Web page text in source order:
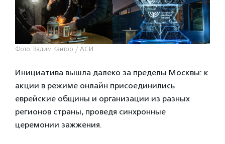
Фото: Вадим Кантор / АСИ
Инициатива вышла далеко за пределы Москвы: к
акции в режиме онлайн присоединились
еврейские общины и организации из разных
регионов страны, проведя синхронные
церемонии зажжения.